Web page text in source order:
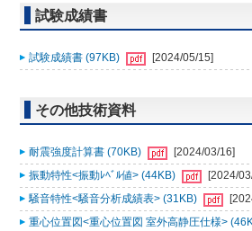
試験成績書
試験成績書 (97KB) [2024/05/15]
その他技術資料
耐震強度計算書 (70KB)
[2024/03/16]
振動特性<振動ﾚﾍﾞﾙ値> (44KB)
[2024/
騒音特性<騒音分析成績表> (31KB)
重心位置図<重心位置図 室外高静圧仕様>